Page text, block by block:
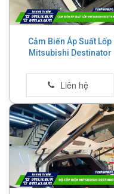
Cảm Biến Áp Suất Lốp
Mitsubishi Destinator